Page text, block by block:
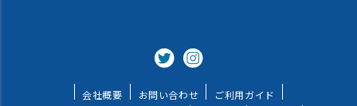
会社概要 お問い合わせ ご利用ガイド